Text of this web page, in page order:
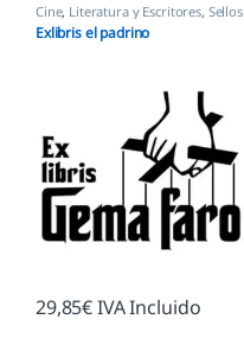
Cine, Literatura y Escritores, Sellos
Ex Libris
Exlibris el padrino
29,85€IVA Incluido